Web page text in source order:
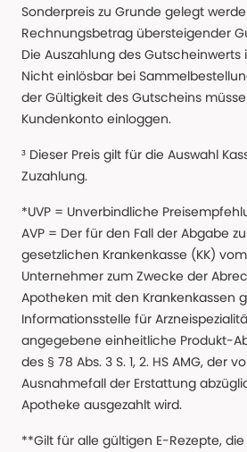
Sonderpreis zu Grunde gelegt
Rechnungsbetrag übersteigender
Die Auszahlung des Gutscheinwerts
Nicht einlösbar bei
der Gültigkeit des Gutscheins
Kundenkonto einloggen.
³ Dieser Preis gilt für die Auswahl
Zuzahlung.
*UVP = Unverbindliche
AVP = Der für den Fall der Abgabe
gesetzlichen Krankenkasse (KK)
Unternehmer zum Zwecke der
Apotheken mit den Krankenkassen
Informationsstelle für
angegebene einheitliche Produkt-
des § 78 Abs. 3 S. 1, 2. HS AMG, der
Ausnahmefall der Erstattung
Apotheke ausgezahlt wird.
**Gilt für alle gültigen E-Rezepte,